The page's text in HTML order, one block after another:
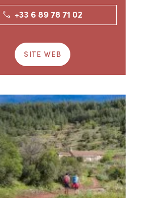
+33 6 89 78 71 02
SITE WEB